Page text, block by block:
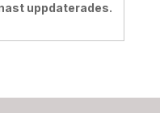
uppdaterades.